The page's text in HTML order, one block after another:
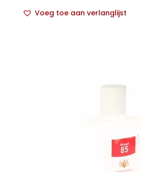
Voeg toe aan verlanglijst